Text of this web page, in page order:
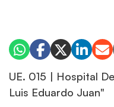
UE. 015 | Hospital
Luis Eduardo Juan"